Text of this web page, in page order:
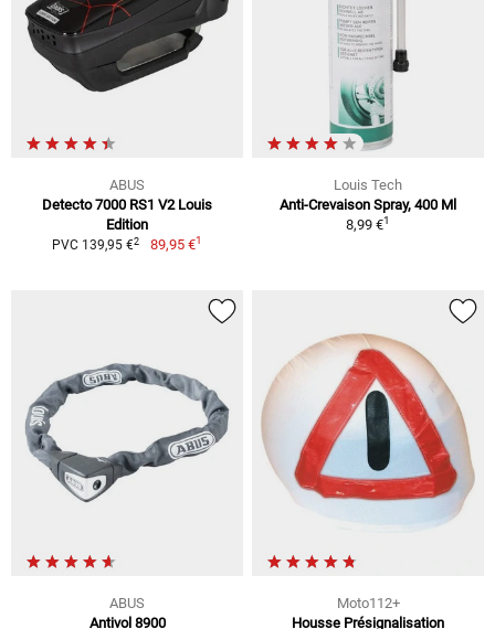
ABUS
Detecto 7000 RS1 V2 Louis
Edition
PVC 139,95 €2 89,95 €1
Louis Tech
Anti-Crevaison Spray, 400 Ml
8,99 €1
ABUS
Antivol 8900
Moto112+
Housse Présignalisation